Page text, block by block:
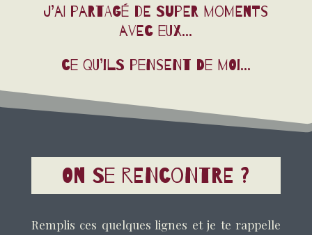
J’ai partagé de super moments
avec eux…
ce qu’ils pensent de moi…
On se rencontre ?
Remplis ces quelques lignes et je te rappelle